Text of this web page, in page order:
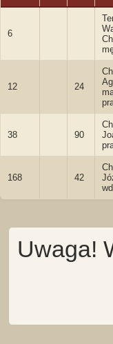
6
12 24
38 90
168 42
Uwaga!